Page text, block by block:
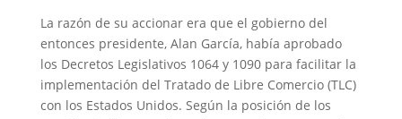
La razón de su accionar era que el gobierno del
entonces presidente, Alan García, había aprobado
los Decretos Legislativos 1064 y 1090 para facilitar la
implementación del Tratado de Libre Comercio (TLC)
con los Estados Unidos. Según la posición de los